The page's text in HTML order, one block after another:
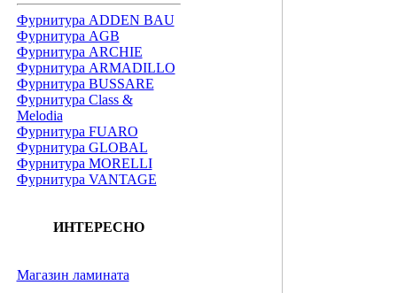
Фурнитура ADDEN BAU
Фурнитура AGB
Фурнитура ARCHIE
Фурнитура ARMADILLO
Фурнитура BUSSARE
Фурнитура Class &
Melodia
Фурнитура FUARO
Фурнитура GLOBAL
Фурнитура MORELLI
Фурнитура VANTAGE
ИНТЕРЕСНО
Магазин ламината